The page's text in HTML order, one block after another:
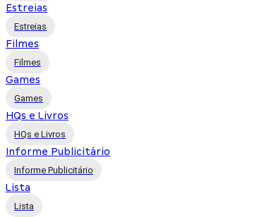
Estreias
Estreias
Filmes
Filmes
Games
Games
HQs e Livros
HQs e Livros
Informe Publicitário
Informe Publicitário
Lista
Lista